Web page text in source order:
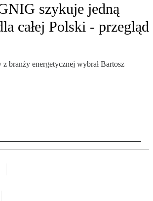
szykuje jedną
całej Polski - przegląd
branży energetycznej wybrał Bartosz